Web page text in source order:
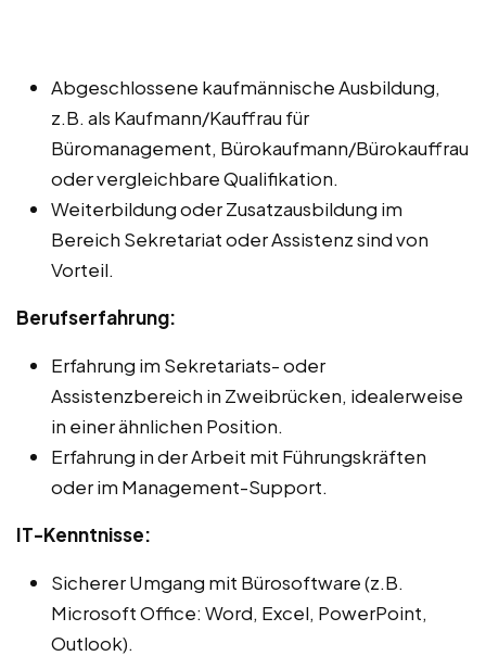
Abgeschlossene kaufmännische Ausbildung,
z.B. als Kaufmann/Kauffrau für
Büromanagement, Bürokaufmann/Bürokauffrau
oder vergleichbare Qualifikation.
Weiterbildung oder Zusatzausbildung im
Bereich Sekretariat oder Assistenz sind von
Vorteil.
Berufserfahrung:
Erfahrung im Sekretariats- oder
Assistenzbereich in Zweibrücken, idealerweise
in einer ähnlichen Position.
Erfahrung in der Arbeit mit Führungskräften
oder im Management-Support.
IT-Kenntnisse:
Sicherer Umgang mit Bürosoftware (z.B.
Microsoft Office: Word, Excel, PowerPoint,
Outlook).